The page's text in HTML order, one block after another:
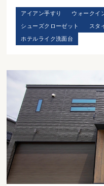
アイアン手すり ウォークイ
シューズクローゼット スタ
ホテルライク洗面台